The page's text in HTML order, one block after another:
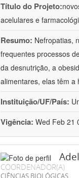
Título do Projeto:
acelulares e
Resumo: Nefropatias,
frequentes processos
da desnutrição, a
alimentares, elas têm
Instituição/UF/País:
Vigência: Wed Feb 21
COORDENADOR(A)
CIÊNCIAS BIOLÓGICAS